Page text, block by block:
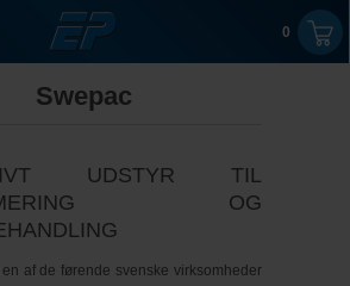
0
Swepac
UDSTYR TIL
OG
af de førende svenske virksomheder